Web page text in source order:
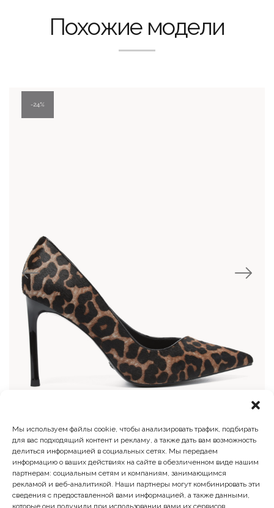
Мы используем файлы cookie, чтобы анализировать трафик, подбирать
для вас подходящий контент и рекламу, а также дать вам возможность
делиться информацией в социальных сетях. Мы передаем
информацию о ваших действиях на сайте в обезличенном виде нашим
партнерам: социальным сетям и компаниям, занимающимся
рекламой и веб-аналитикой. Наши партнеры могут комбинировать эти
сведения с предоставленной вами информацией, а также данными,
которые они получили при использовании вами их сервисов.
Похожие модели
24%
14 900₽ Первоначальная
цена
составляла
14
900 ₽.
11 324 ₽Текущая
цена:
11
324 ₽.